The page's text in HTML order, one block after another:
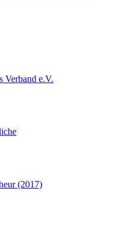
Verband e.V.
(2017)